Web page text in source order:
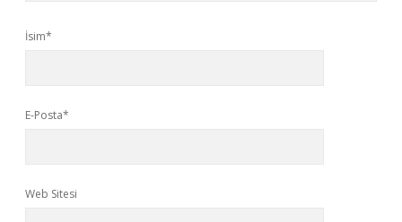
İsim*
E-Posta*
Web Sitesi